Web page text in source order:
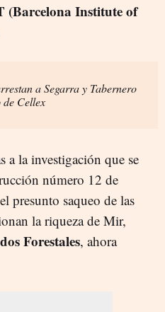
(Barcelona Institute of
a Segarra y Tabernero
de Cellex
a la investigación que se
número 12 de
presunto saqueo de las
la riqueza de Mir,
Forestales, ahora